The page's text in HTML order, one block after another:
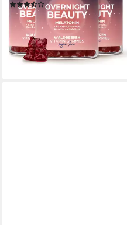
(7)
47,90 € UVP68,70 €
(39,92 €/ 100 g)
-30%
lieferbar - in 3-4 Werktagen bei dir